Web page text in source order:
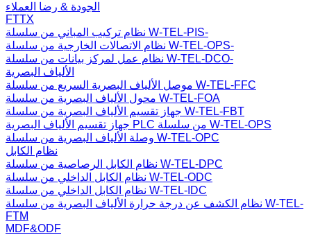
الجودة & رضا العملاء
FTTX
نظام تركيب المباني من سلسلة W-TEL-PIS-
نظام الاتصالات الخارجية من سلسلة W-TEL-OPS-
نظام عمل لمركز بيانات من سلسلة W-TEL-DCO-
الألياف البصرية
موصل الألياف البصرية السريع من سلسلة W-TEL-FFC
محول الألياف البصرية من سلسلة W-TEL-FOA
جهاز تقسيم الألياف البصرية من سلسلة W-TEL-FBT
جهاز تقسيم الألياف البصرية PLC من سلسلة W-TEL-OPS
وصلة الألياف البصرية من سلسلة W-TEL-OPC
نظام الكابل
نظام الكابل الرصاصية من سلسلة W-TEL-DPC
نظام الكابل الداخلي من سلسلة W-TEL-ODC
نظام الكابل الداخلي من سلسلة W-TEL-IDC
نظام الكشف عن درجة حرارة الألياف البصرية من سلسلة W-TEL-
FTM
MDF&ODF